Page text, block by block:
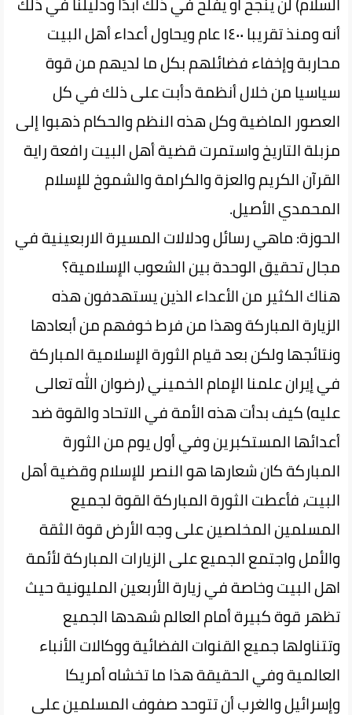
أنه ومنذ تقريبا ١٤٠٠ عام ويحاول أعداء أهل البيت
محاربة وإخفاء فضائلهم بكل ما لديهم من قوة
سياسيا من خلال أنظمة دأبت على ذلك في كل
العصور الماضية وكل هذه النظم والحكام ذهبوا إلى
مزبلة التاريخ واستمرت قضية أهل البيت رافعة راية
القرآن الكريم والعزة والكرامة والشموخ للإسلام
المحمدي الأصيل.
الحوزة: ماهي رسائل ودلالات المسیرة الاربعینیة في
مجال تحقيق الوحدة بین الشعوب الإسلامية؟
هناك الكثير من الأعداء الذين يستهدفون هذه
الزيارة المباركة وهذا من فرط خوفهم من أبعادها
ونتائجها ولكن بعد قيام الثورة الإسلامية المباركة
في إيران علمنا الإمام الخميني (رضوان الله تعالى
عليه) كيف بدأت هذه الأمة في الاتحاد والقوة ضد
أعدائها المستكبرين وفي أول يوم من الثورة
المباركة كان شعارها هو النصر للإسلام وقضية أهل
البيت، فأعطت الثورة المباركة القوة لجميع
المسلمين المخلصين على وجه الأرض قوة الثقة
والأمل واجتمع الجميع على الزيارات المباركة لأئمة
اهل البيت وخاصة في زيارة الأربعين المليونية حيث
تظهر قوة كبيرة أمام العالم شهدها الجميع
وتتناولها جميع القنوات الفضائية ووكالات الأنباء
العالمية وفي الحقيقة هذا ما تخشاه أمريكا
وإسرائيل والغرب أن تتوحد صفوف المسلمين على